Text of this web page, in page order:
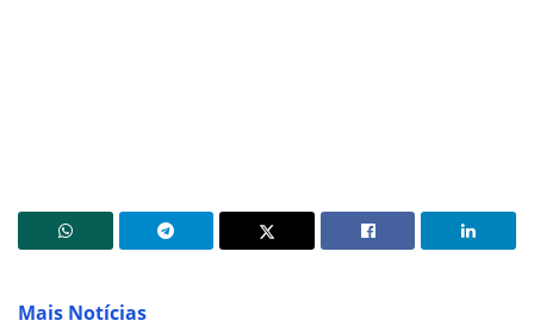
Mais Notícias